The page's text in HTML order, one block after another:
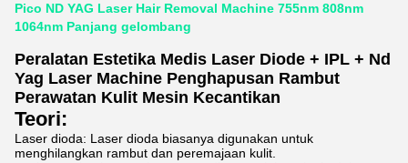
Pico ND YAG Laser Hair Removal Machine 755nm 808nm
1064nm Panjang gelombang
Peralatan Estetika Medis Laser Diode + IPL + Nd
Yag Laser Machine Penghapusan Rambut
Perawatan Kulit Mesin Kecantikan
Teori:
Laser dioda: Laser dioda biasanya digunakan untuk
menghilangkan rambut dan peremajaan kulit.